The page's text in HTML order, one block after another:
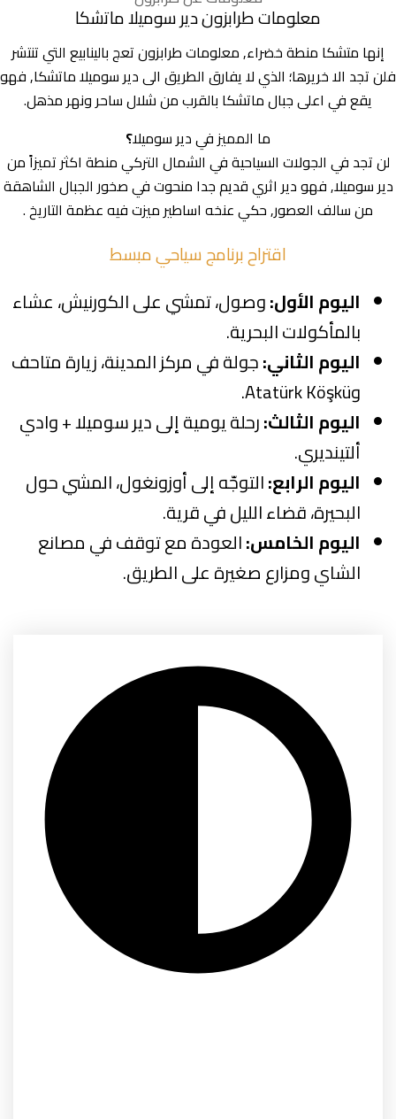
معلومات طرابزون دير سوميلا ماتشكا
إنها متشكا منطة خضراء, معلومات طرابزون تعج بالينابيع التي تنتشر
فلن تجد الا خريرها؛ الذي لا يفارق الطريق الى دير سوميلا ماتشكا, فهو
يقع في اعلى جبال ماتشكا بالقرب من شلال ساحر ونهر مذهل.
ما المميز في دير سوميلا؟
لن تجد في الجولات السياحية في الشمال التركي منطة اكثر تميزاً من
دير سوميلا, فهو دير اثري قديم جدا منحوت في صخور الجبال الشاهقة
من سالف العصور, حكي عنخه اساطير ميزت فيه عظمة التاريخ .
اقتراح برنامج سياحي مبسط
اليوم الأول:وصول، تمشي على الكورنيش، عشاء
بالمأكولات البحرية.
اليوم الثاني:جولة في مركز المدينة، زيارة متاحف
وAtatürk Köşkü.
اليوم الثالث:رحلة يومية إلى دير سوميلا + وادي
ألتينديري.
اليوم الرابع:التوجّه إلى أوزونغول، المشي حول
البحيرة، قضاء الليل في قرية.
اليوم الخامس:العودة مع توقف في مصانع
الشاي ومزارع صغيرة على الطريق.